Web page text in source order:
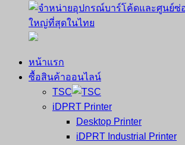
จำหน่าย
คอมพิวเตอร์
หน้าแรก
ซื้อสินค้าออนไลน์
TSC
iDPRT Printer
Desktop Printer
iDPRT Industrial Printer